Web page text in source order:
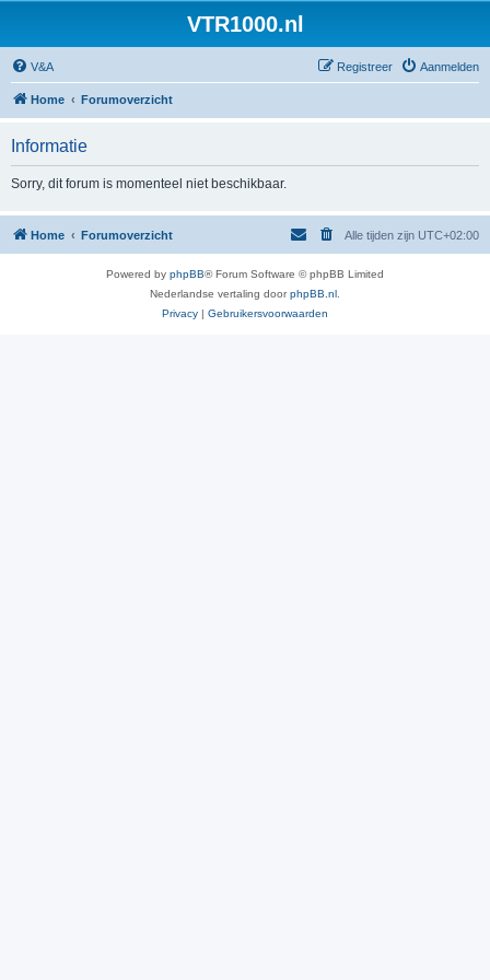
VTR1000.nl
V&A Aanmelden
Registreer
Home Forumoverzicht
Informatie
Sorry, dit forum is momenteel niet beschikbaar.
Home Forumoverzicht Alle tijden zijn UTC+02:00
Powered by phpBB® Forum Software © phpBB Limited
Nederlandse vertaling doorphpBB.nl
Privacy | Gebruikersvoorwaarden